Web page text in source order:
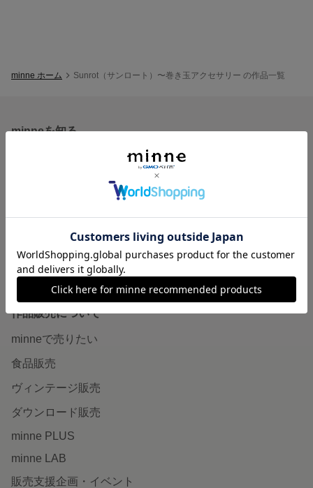
minne ホーム Sunrot（サンロート）〜巻き玉アクセサリー の作品一覧
minneを知る
ショップをさがす
ランキング
特集
作品販売について
minneで売りたい
食品販売
ヴィンテージ販売
ダウンロード販売
minne PLUS
minne LAB
販売支援企画・イベント